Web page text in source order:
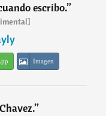
escribo.”
Imagen
”